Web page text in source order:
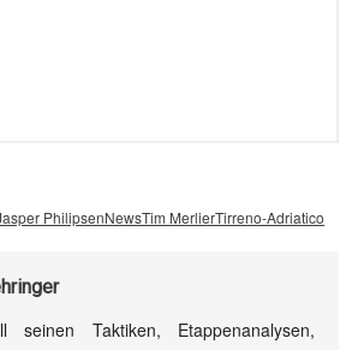
PhilipsenNewsTim MerlierTirreno-Adriatico
Taktiken, Etappenanalysen,